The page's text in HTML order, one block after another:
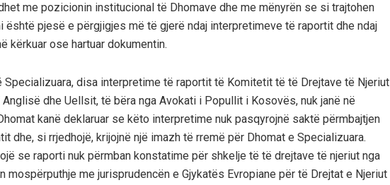
me pozicionin institucional të Dhomave dhe me mënyrën se si trajtohen
është pjesë e përgjigjes më të gjerë ndaj interpretimeve të raportit dhe ndaj
kërkuar ose hartuar dokumentin.
Specializuara, disa interpretime të raportit të Komitetit të të Drejtave të Njeriut
dhe Uellsit, të bëra nga Avokati i Popullit i Kosovës, nuk janë në
kanë deklaruar se këto interpretime nuk pasqyrojnë saktë përmbajtjen
dhe, si rrjedhojë, krijojnë një imazh të rremë për Dhomat e Specializuara.
se raporti nuk përmban konstatime për shkelje të të drejtave të njeriut nga
mospërputhje me jurisprudencën e Gjykatës Evropiane për të Drejtat e Njeriut